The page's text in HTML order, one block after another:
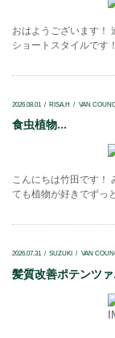
おはようございます！
ショートスタイルです
2026.08.01 RISA.H VAN
食虫植物...
こんにちは竹田です！
ても植物が好きでずっ
2026.07.31 SUZUKI VAN
髪質改善ポテンツ